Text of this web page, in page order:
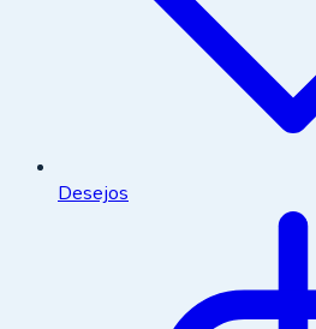
Desejos